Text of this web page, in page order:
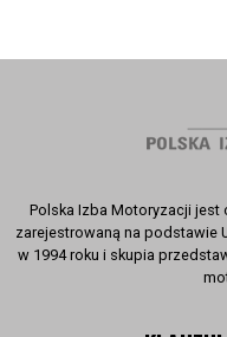
Polska Izba Motoryzacji
zarejestrowaną na podstawie
w 1994 roku i skupia